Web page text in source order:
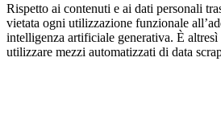
Rispetto ai contenuti e ai dati personali
vietata ogni utilizzazione funzionale
intelligenza artificiale generativa. È
utilizzare mezzi automatizzati di data